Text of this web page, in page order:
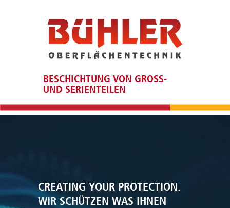
BESCHICHTUNG VON GROSS- U
ND SERIENTEILEN
CREATING YOUR PROTECTION.
WIR SCHÜTZEN WAS IHNEN